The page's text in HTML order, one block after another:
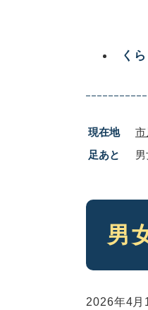
く
現在地
足あと
本
男
2026年4月